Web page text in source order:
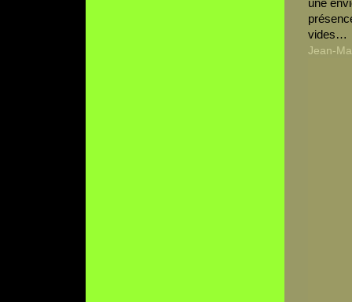
une
vides…
Jean-